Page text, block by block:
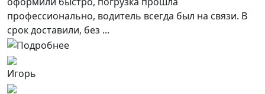
профессионально, водитель всегда был на связи. В
срок доставили, без ...
Игорь